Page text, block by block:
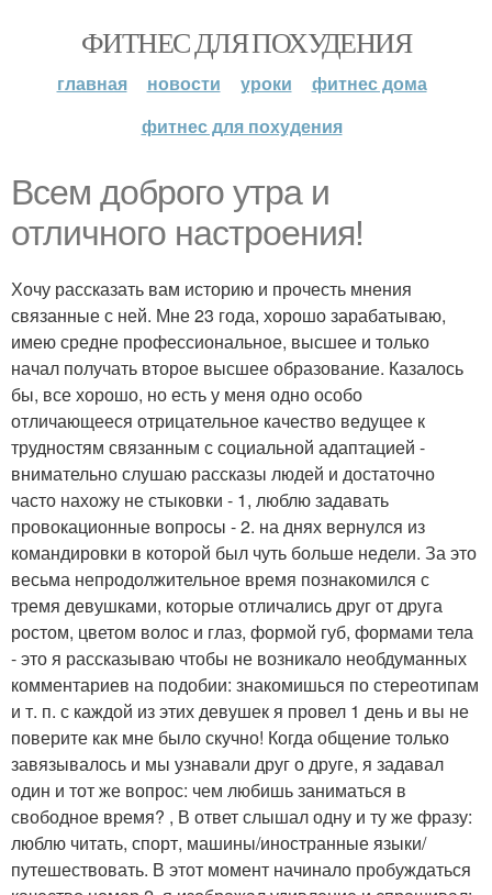
ФИТНЕС ДЛЯ ПОХУДЕНИЯ
главная новости уроки
фитнес дома
фитнес для похудения
Всем доброго утра и
отличного настроения!
Хочу рассказать вам историю и прочесть мнения
связанные с ней. Мне 23 года, хорошо зарабатываю,
имею средне профессиональное, высшее и только
начал получать второе высшее образование. Казалось
бы, все хорошо, но есть у меня одно особо
отличающееся отрицательное качество ведущее к
трудностям связанным с социальной адаптацией -
внимательно слушаю рассказы людей и достаточно
часто нахожу не стыковки - 1, люблю задавать
провокационные вопросы - 2. на днях вернулся из
командировки в которой был чуть больше недели. За это
весьма непродолжительное время познакомился с
тремя девушками, которые отличались друг от друга
ростом, цветом волос и глаз, формой губ, формами тела
- это я рассказываю чтобы не возникало необдуманных
комментариев на подобии: знакомишься по стереотипам
и т. п. с каждой из этих девушек я провел 1 день и вы не
поверите как мне было скучно! Когда общение только
завязывалось и мы узнавали друг о друге, я задавал
один и тот же вопрос: чем любишь заниматься в
свободное время? , В ответ слышал одну и ту же фразу:
люблю читать, спорт, машины/иностранные языки/
путешествовать. В этот момент начинало пробуждаться